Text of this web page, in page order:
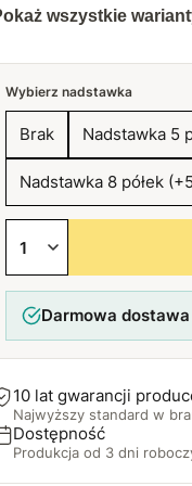
wszystkie
Wybierz nadstawka
Brak Nadstawka 5
Nadstawka 8 półek
Darmowa
10 lat gwarancji
Najwyższy standard w
Dostępność
Produkcja od 3 dni